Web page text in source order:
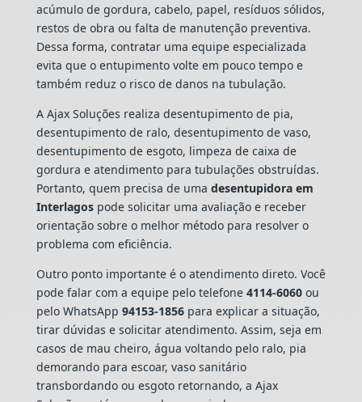
acúmulo de gordura, cabelo, papel, resíduos sólidos,
restos de obra ou falta de manutenção preventiva.
Dessa forma, contratar uma equipe especializada
evita que o entupimento volte em pouco tempo e
também reduz o risco de danos na tubulação.
A Ajax Soluções realiza desentupimento de pia,
desentupimento de ralo, desentupimento de vaso,
desentupimento de esgoto, limpeza de caixa de
gordura e atendimento para tubulações obstruídas.
Portanto, quem precisa de uma desentupidora em
Interlagospode solicitar uma avaliação e receber
orientação sobre o melhor método para resolver o
problema com eficiência.
Outro ponto importante é o atendimento direto. Você
pode falar com a equipe pelo telefone 4114-6060ou
pelo WhatsApp 94153-1856para explicar a situação,
tirar dúvidas e solicitar atendimento. Assim, seja em
casos de mau cheiro, água voltando pelo ralo, pia
demorando para escoar, vaso sanitário
transbordando ou esgoto retornando, a Ajax